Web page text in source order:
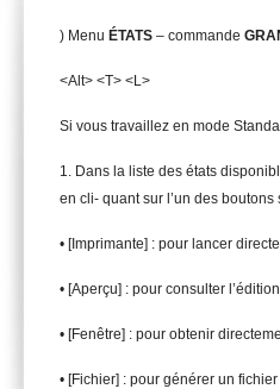
) Menu ÉTATS – commande GRA
<Alt> <T> <L>
Si vous travaillez en mode
1. Dans la liste des états
en cli- quant sur l’un des
• [Imprimante] : pour lancer
• [Aperçu] : pour consulter
• [Fenêtre] : pour obtenir
• [Fichier] : pour générer un